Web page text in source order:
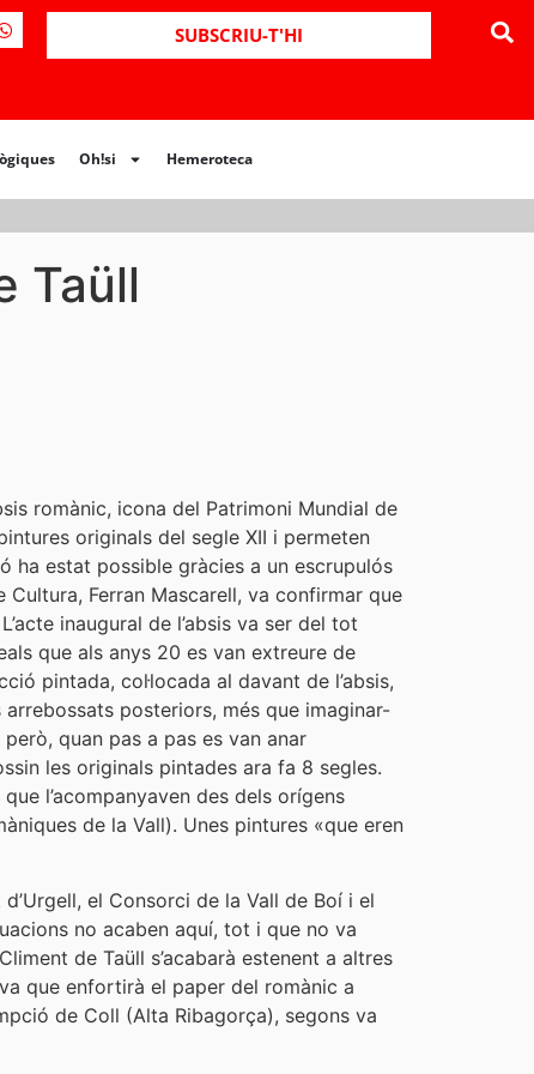
SUBSCRIU-T'HI
Oh!si Hemeroteca
Hemeroteca
Taüll
romànic, icona del Patrimoni Mundial de
originals del segle XII i permeten
ha estat possible gràcies a un escrupulós
Ferran Mascarell, va confirmar que
inaugural de l’absis va ser del tot
que als anys 20 es van extreure de
pintada, col·locada al davant de l’absis,
posteriors, més que imaginar-
quan pas a pas es van anar
les originals pintades ara fa 8 segles.
l’acompanyaven des dels orígens
de la Vall). Unes pintures «que eren
el Consorci de la Vall de Boí i el
no acaben aquí, tot i que no va
de Taüll s’acabarà estenent a altres
que enfortirà el paper del romànic a
de Coll (Alta Ribagorça), segons va